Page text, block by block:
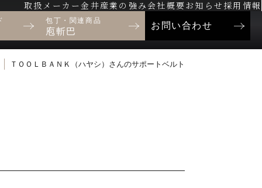
取扱メーカー金井産業の強み 会社概要お知らせ 採用情報
包丁・関連商品
庖斬巴
お問い合わせ
ＴＯＯＬＢＡＮＫ（ハヤシ）さんのサポートベルト